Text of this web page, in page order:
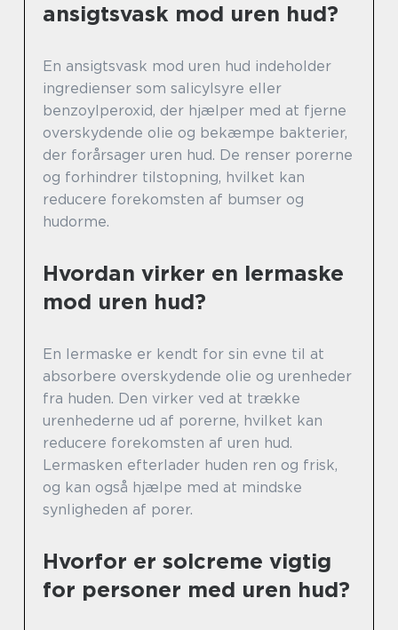
ansigtsvask mod uren hud?
En ansigtsvask mod uren hud indeholder
ingredienser som salicylsyre eller
benzoylperoxid, der hjælper med at fjerne
overskydende olie og bekæmpe bakterier,
der forårsager uren hud. De renser porerne
og forhindrer tilstopning, hvilket kan
reducere forekomsten af bumser og
hudorme.
Hvordan virker en lermaske
mod uren hud?
En lermaske er kendt for sin evne til at
absorbere overskydende olie og urenheder
fra huden. Den virker ved at trække
urenhederne ud af porerne, hvilket kan
reducere forekomsten af uren hud.
Lermasken efterlader huden ren og frisk,
og kan også hjælpe med at mindske
synligheden af porer.
Hvorfor er solcreme vigtig
for personer med uren hud?